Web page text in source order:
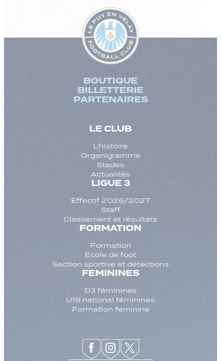
BOUTIQUE
BILLETTERIE
PARTENAIRES
LE CLUB
L’histoire
Organigramme
Stades
Actualités
LIGUE 3
Effectif 2026/2027
Staff
Classement et résultats
FORMATION
Formation
Ecole de foot
Section sportive et détections
FEMININES
D3 féminines
U19 national féminines
Formation féminine